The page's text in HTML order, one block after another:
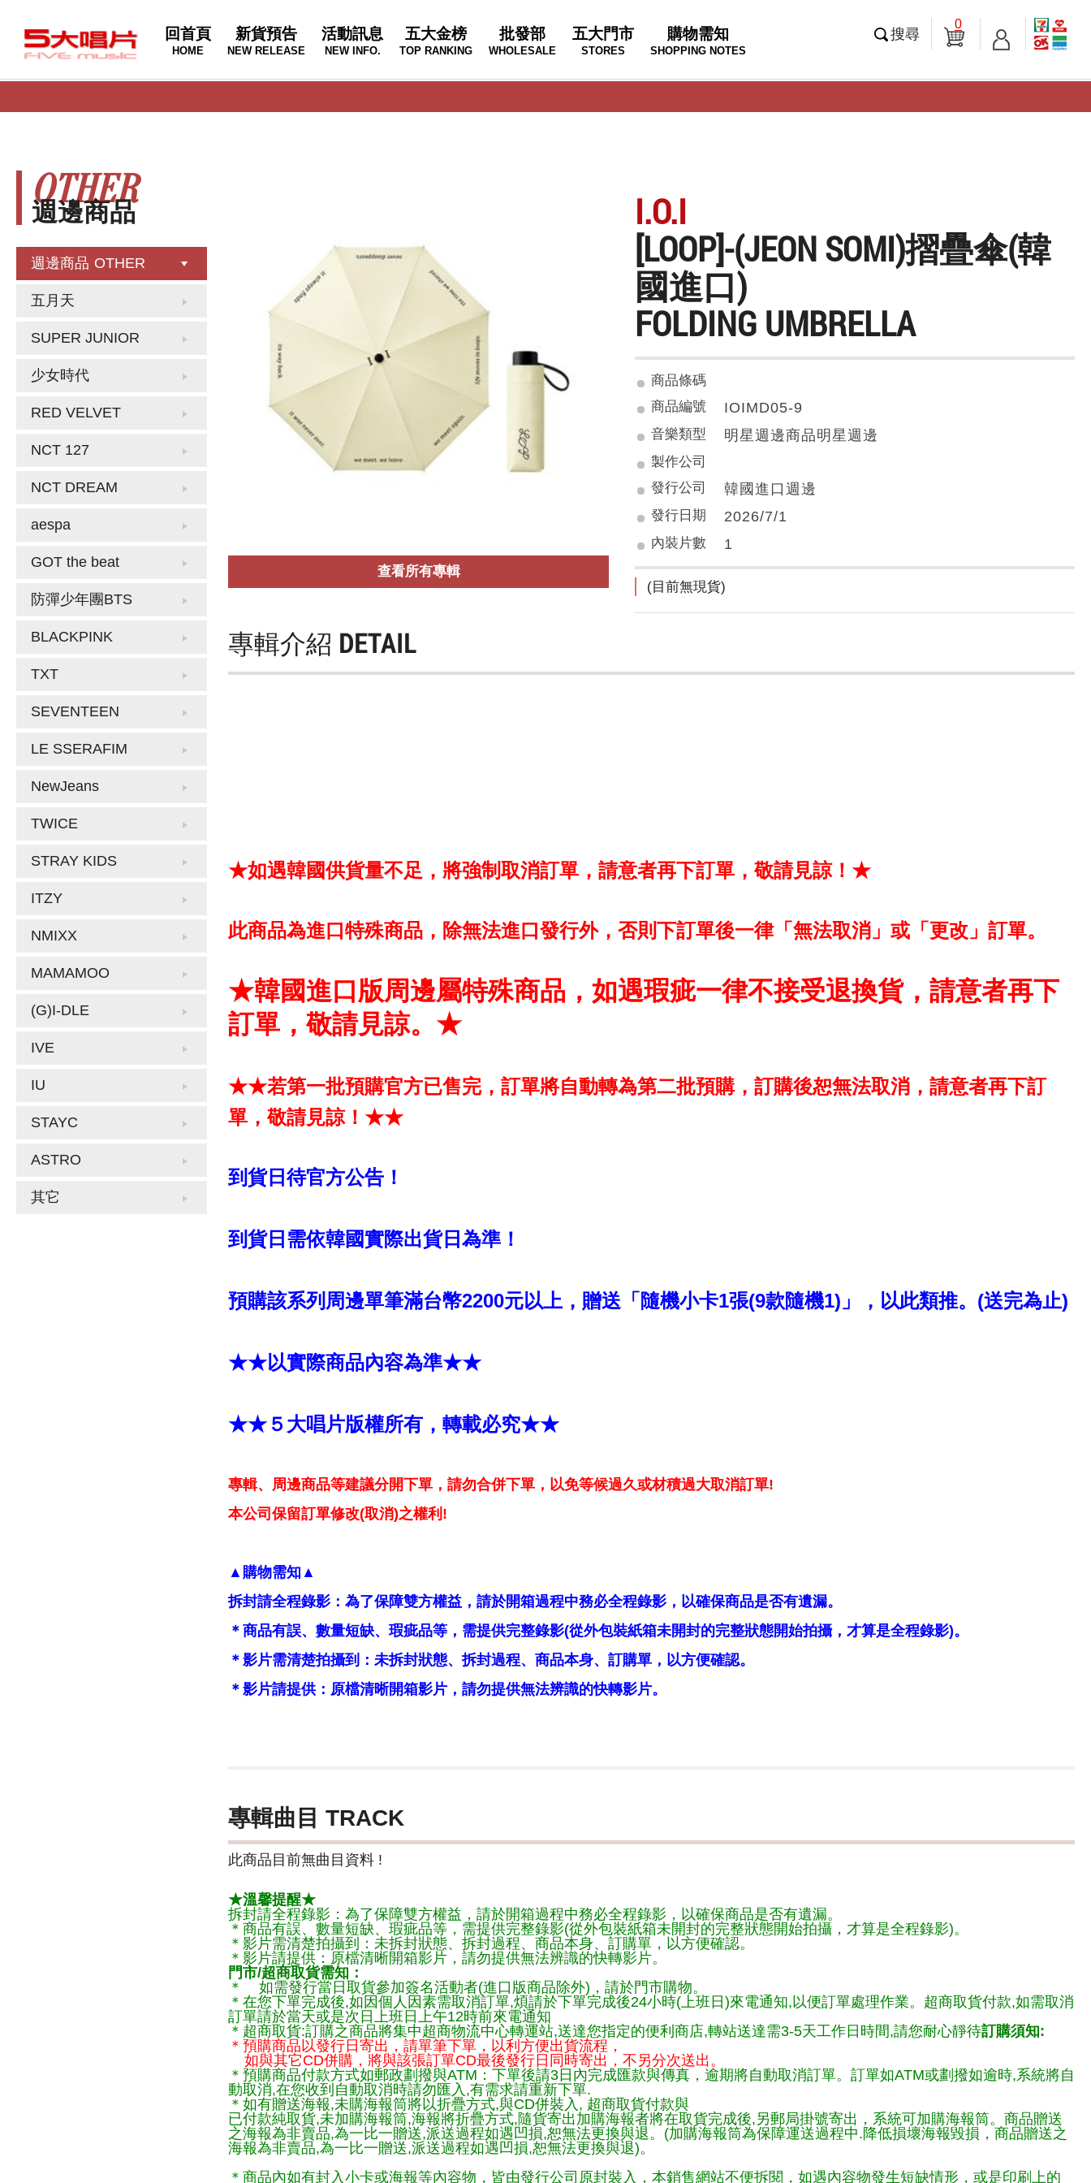
回首頁
HOME
新貨預告
NEW RELEASE
活動訊息
NEW INFO.
五大金榜
TOP RANKING
批發部
WHOLESALE
五大門市
STORES
購物需知
SHOPPING NOTES
搜尋
0
週邊商品
OTHER
週邊商品 OTHER
五月天
SUPER JUNIOR
少女時代
RED VELVET
NCT 127
NCT DREAM
aespa
GOT the beat
防彈少年團BTS
BLACKPINK
TXT
SEVENTEEN
LE SSERAFIM
NewJeans
TWICE
STRAY KIDS
ITZY
NMIXX
MAMAMOO
(G)I-DLE
IVE
IU
STAYC
ASTRO
其它
查看所有專輯
I.O.I
[LOOP]-(JEON SOMI)摺疊傘(韓
國進口)
FOLDING UMBRELLA
商品條碼
商品編號
IOIMD05-9
音樂類型 明星週邊商品明星週邊
製作公司
發行公司
韓國進口週邊
發行日期 2026/7/1
內裝片數 1
(目前無現貨)
專輯介紹 DETAIL
★如遇韓國供貨量不足，將強制取消訂單，請意者再下訂單，敬請見諒！★
此商品為進口特殊商品，除無法進口發行外，否則下訂單後一律「無法取消」或「更改」訂單。
★韓國進口版周邊屬特殊商品，如遇瑕疵一律不接受退換貨，請意者再下
訂單，敬請見諒。★
★★若第一批預購官方已售完，訂單將自動轉為第二批預購，訂購後恕無法取消，請意者再下訂
單，敬請見諒！★★
到貨日待官方公告！
到貨日需依韓國實際出貨日為準！
預購該系列周邊單筆滿台幣2200元以上，贈送「隨機小卡1張(9款隨機1)」，以此類推。(送完為止)
★★以實際商品內容為準★★
★★５大唱片版權所有，轉載必究★★
專輯、周邊商品等建議分開下單，請勿合併下單，以免等候過久或材積過大取消訂單!
本公司保留訂單修改(取消)之權利!
▲購物需知▲
拆封請全程錄影：為了保障雙方權益，請於開箱過程中務必全程錄影，以確保商品是否有遺漏。
＊商品有誤、數量短缺、瑕疵品等，需提供完整錄影(從外包裝紙箱未開封的完整狀態開始拍攝，才算是全程錄影)。
＊影片需清楚拍攝到：未拆封狀態、拆封過程、商品本身、訂購單，以方便確認。
＊影片請提供：原檔清晰開箱影片，請勿提供無法辨識的快轉影片。
專輯曲目 TRACK
此商品目前無曲目資料 !
★溫馨提醒★
拆封請全程錄影：為了保障雙方權益，請於開箱過程中務必全程錄影，以確保商品是否有遺漏。
＊商品有誤、數量短缺、瑕疵品等，需提供完整錄影(從外包裝紙箱未開封的完整狀態開始拍攝，才算是全程錄影)。
＊影片需清楚拍攝到：未拆封狀態、拆封過程、商品本身、訂購單，以方便確認。
＊影片請提供：原檔清晰開箱影片，請勿提供無法辨識的快轉影片。
門市/超商取貨需知：
＊ 如需發行當日取貨參加簽名活動者(進口版商品除外)，請於門市購物。
＊在您下單完成後,如因個人因素需取消訂單,煩請於下單完成後24小時(上班日)來電通知,以便訂單處理作業。超商取貨付款,如需取消
訂單請於當天或是次日上班日上午12時前來電通知
＊超商取貨:訂購之商品將集中超商物流中心轉運站,送達您指定的便利商店,轉站送達需3-5天工作日時間,請您耐心靜待訂購須知:
＊預購商品以發行日寄出，請單筆下單，以利方便出貨流程，
如與其它CD併購，將與該張訂單CD最後發行日同時寄出，不另分次送出。
＊預購商品付款方式如郵政劃撥與ATM：下單後請3日內完成匯款與傳真，逾期將自動取消訂單。訂單如ATM或劃撥如逾時,系統將自
動取消,在您收到自動取消時請勿匯入,有需求請重新下單.
＊如有贈送海報,未購海報筒將以折疊方式,與CD併裝入, 超商取貨付款與
已付款純取貨,未加購海報筒,海報將折疊方式,隨貨寄出加購海報者將在取貨完成後,另郵局掛號寄出，系統可加購海報筒。商品贈送
之海報為非賣品,為一比一贈送,派送過程如遇凹損,恕無法更換與退。(加購海報筒為保障運送過程中.降低損壞海報毀損，商品贈送之
海報為非賣品,為一比一贈送,派送過程如遇凹損,恕無法更換與退)。
＊商品內如有封入小卡或海報等內容物，皆由發行公司原封裝入，本銷售網站不便拆閱，如遇內容物發生短缺情形，或是印刷上的